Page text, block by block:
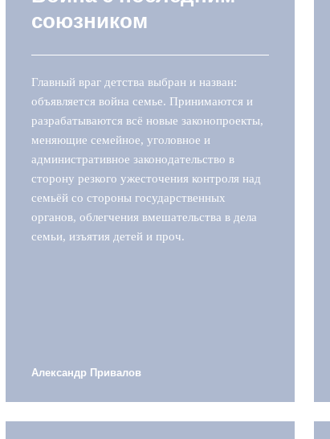
союзником
Главный враг детства выбран и назван:
объявляется война семье. Принимаются и
разрабатываются всё новые законопроекты,
меняющие семейное, уголовное и
административное законодательство в
сторону резкого ужесточения контроля над
семьёй со стороны государственных
органов, облегчения вмешательства в дела
семьи, изъятия детей и проч.
Александр Привалов